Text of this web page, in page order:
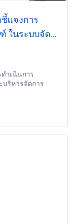
ในระบบจัด
(Asset) ใหม่
ำเนินการ
ริหารจัดการ